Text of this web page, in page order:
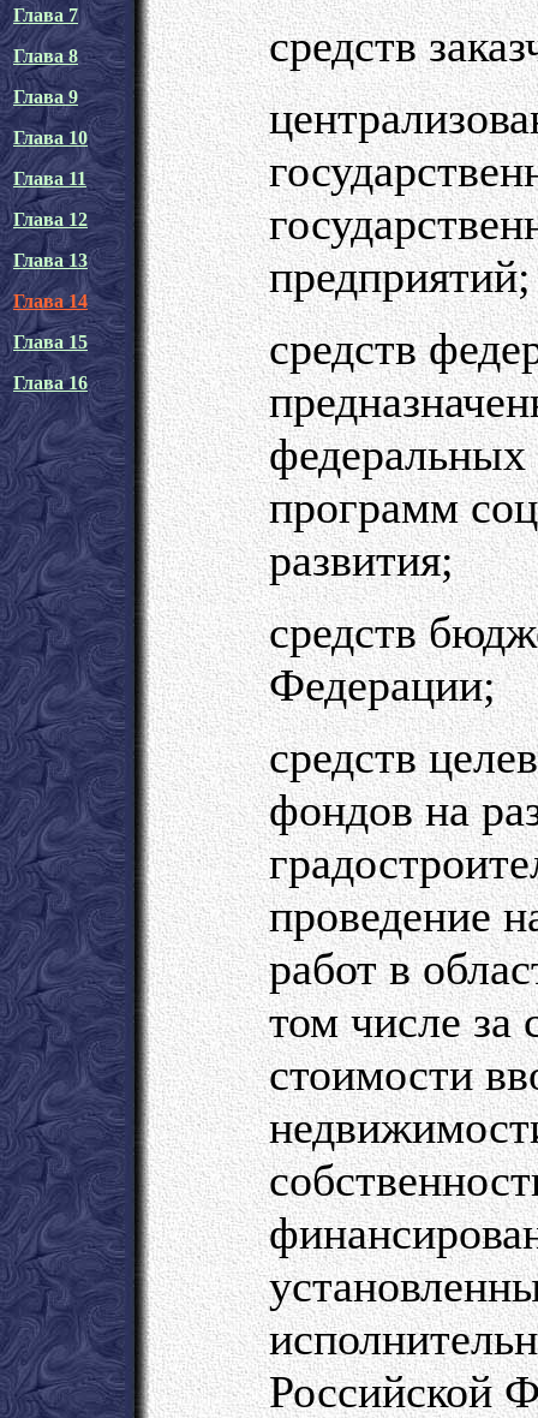
Глава 7
Глава 8
Глава 9
Глава 10
Глава 11
Глава 12
Глава 13
Глава 14
Глава 15
Глава 16
средств
предприятий;
средств
программ
развития;
средств
Федерации;
средств
фондов на
проведение
работ в
том числе за
стоимости
Российской